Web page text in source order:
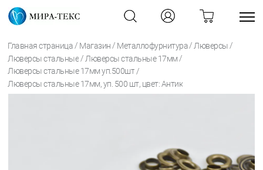
Главная страница / Магазин / Металлофурнитура / Люверсы /
Люверсы стальные / Люверсы стальные 17мм /
Люверсы стальные 17мм уп.500шт /
Люверсы стальные 17мм, уп. 500 шт, цвет: Антик